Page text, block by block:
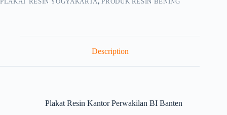
Description
Plakat Resin Kantor Perwakilan BI Banten